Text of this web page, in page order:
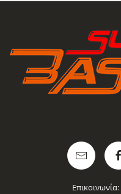
Επικοινωνία: